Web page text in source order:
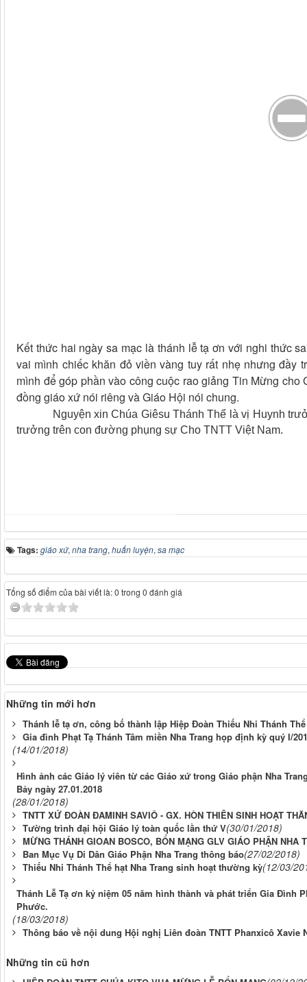
Kết thức hai ngày sa mạc là thánh lễ tạ ơn với nghi thức
vai mình chiếc khăn đỏ viền vàng tuy rất nhẹ nhưng đầy
mình để góp phần vào công cuộc rao giảng Tin Mừng
đồng giáo xứ nói riêng và Giáo Hội nói chung.
Nguyện xin Chúa Giêsu Thánh Thể là vị Huynh
trưởng trên con đường phụng sự Cho TNTT Việt Nam.
Tags: giáo xứ, nha trang, huấn luyện, sa mạc
Tổng số điểm của bài viết là: 0 trong 0 đánh giá
Những tin mới hơn
Thánh lễ tạ ơn, công bố thành lập Hiệp Đoàn Thiếu Nhi Thánh
Gia đình Phạt Tạ Thánh Tâm miền Nha Trang họp định kỳ quý I/
(14/01/2018)
Hình ảnh các Giáo lý viên từ các Giáo xứ trong Giáo phận Nha
Bảy ngày 27.01.2018
(28/01/2018)
TNTT XỨ ĐOÀN ĐAMINH SAVIÔ - GX. HÒN THIÊN SINH HOẠT
Tường trình đại hội Giáo lý toàn quốc lần thứ V(30/01/2018)
MỪNG THÁNH GIOAN BOSCO, BỔN MẠNG GLV GIÁO PHẬN NHA
Ban Mục Vụ Di Dân Giáo Phận Nha Trang thông báo(27/02/2018)
Thiếu Nhi Thánh Thể hạt Nha Trang sinh hoạt thường kỳ(12/03/
Thánh Lễ Tạ ơn kỷ niệm 05 năm hình thành và phát triển Gia Đình
Phước.
(18/03/2018)
Thông báo về nội dung Hội nghị Liên đoàn TNTT Phanxicô Xavie
Những tin cũ hơn